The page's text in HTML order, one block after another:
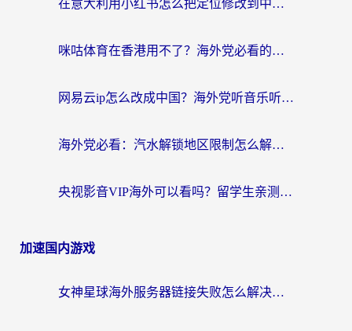
在意大利用小红书怎么把定位修改到中国国内？3个实用技巧+1个靠谱工具帮你搞定
咪咕体育在香港用不了？海外党必看的回国加速器选择指南（附3个真实场景解决方案）
网易云ip怎么改成中国？海外党听音乐听书的无痛解决方案
海外党必看：汽水解锁地区限制怎么解除？3招解决国内影音&生活服务难题
央视影音VIP海外可以看吗？留学生亲测有效的回国加速器选择指南
加速国内游戏
女神星球海外服务器链接失败怎么解决？海外党国服游戏加速避坑指南